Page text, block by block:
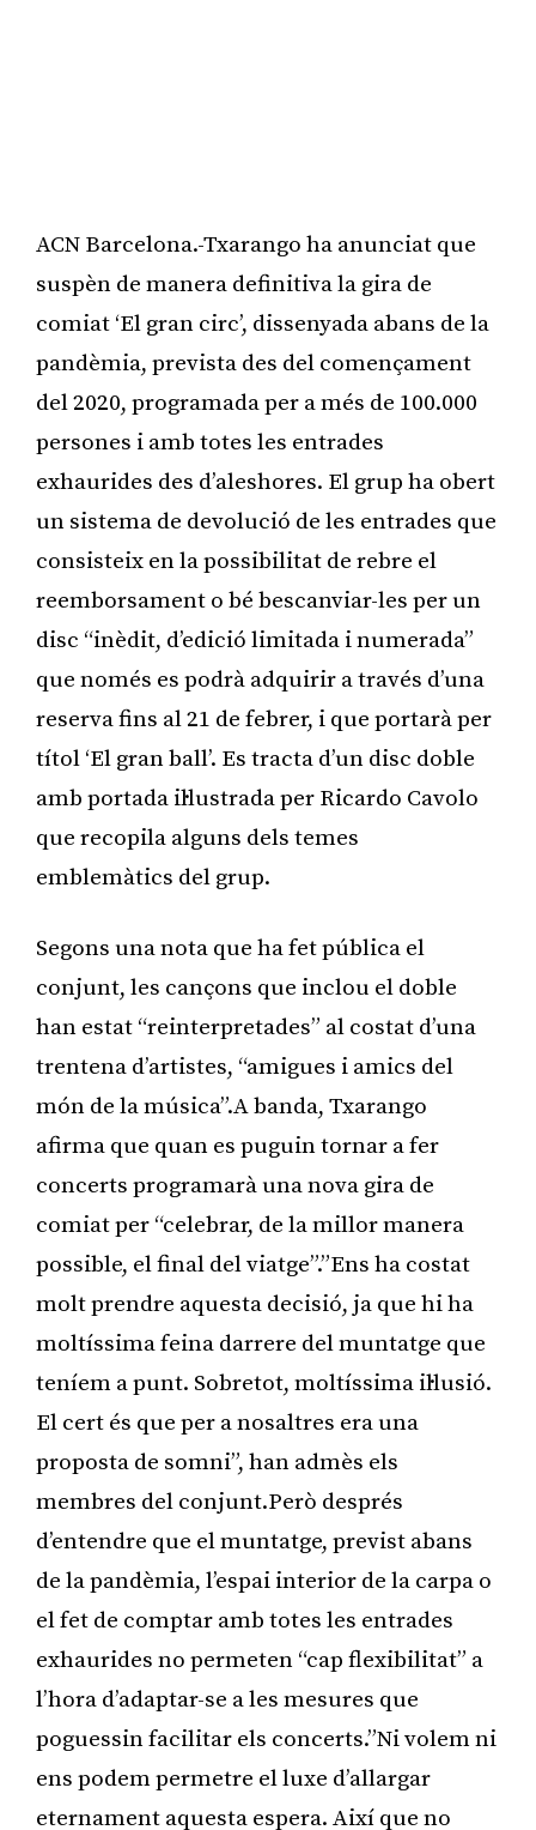
ACN Barcelona.-Txarango ha anunciat que
suspèn de manera definitiva la gira de
comiat ‘El gran circ’, dissenyada abans de la
pandèmia, prevista des del començament
del 2020, programada per a més de 100.000
persones i amb totes les entrades
exhaurides des d’aleshores. El grup ha obert
un sistema de devolució de les entrades que
consisteix en la possibilitat de rebre el
reemborsament o bé bescanviar-les per un
disc “inèdit, d’edició limitada i numerada”
que només es podrà adquirir a través d’una
reserva fins al 21 de febrer, i que portarà per
títol ‘El gran ball’. Es tracta d’un disc doble
amb portada il·lustrada per Ricardo Cavolo
que recopila alguns dels temes
emblemàtics del grup.
Segons una nota que ha fet pública el
conjunt, les cançons que inclou el doble
han estat “reinterpretades” al costat d’una
trentena d’artistes, “amigues i amics del
món de la música”.A banda, Txarango
afirma que quan es puguin tornar a fer
concerts programarà una nova gira de
comiat per “celebrar, de la millor manera
possible, el final del viatge”.”Ens ha costat
molt prendre aquesta decisió, ja que hi ha
moltíssima feina darrere del muntatge que
teníem a punt. Sobretot, moltíssima il·lusió.
El cert és que per a nosaltres era una
proposta de somni”, han admès els
membres del conjunt.Però després
d’entendre que el muntatge, previst abans
de la pandèmia, l’espai interior de la carpa o
el fet de comptar amb totes les entrades
exhaurides no permeten “cap flexibilitat” a
l’hora d’adaptar-se a les mesures que
poguessin facilitar els concerts.”Ni volem ni
ens podem permetre el luxe d’allargar
eternament aquesta espera. Així que no